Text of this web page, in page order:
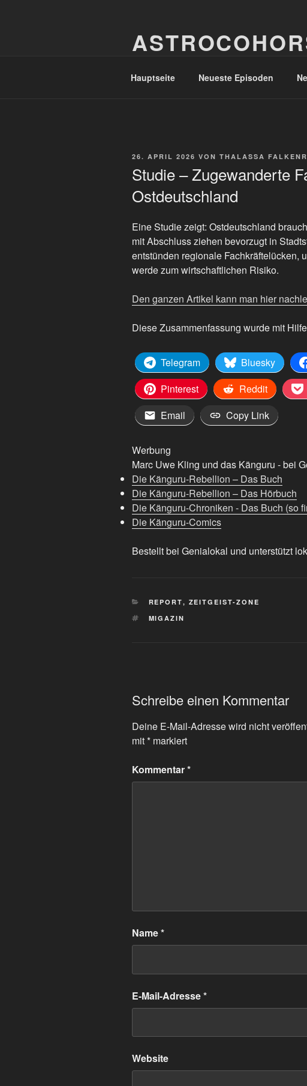
Hauptseite Neueste Episoden
VERÖFFENTLICHT
26. APRIL 2026 VON THALASSA
Studie – Zugewanderte
Ostdeutschland
Eine Studie zeigt: Ostdeutschland
mit Abschluss ziehen bevorzugt in
entstünden regionale Fachkräftelücken,
werde zum wirtschaftlichen Risiko.
Den ganzen Artikel kann man hier
Diese Zusammenfassung wurde mit
Telegram Bluesky
Pinterest
Reddit
Email
Copy Link
Werbung
Marc Uwe Kling und das Känguru - bei
Die Känguru-Rebellion – Das Buch
Die Känguru-Rebellion – Das Hörbuch
Die Känguru-Chroniken - Das Buch (so
Die Känguru-Comics
Bestellt bei Genialokal und unterstützt
KATEGORIEN
REPORT, ZEITGEIST-ZONE
SCHLAGWÖRTER
MIGAZIN
Schreibe einen Kommentar
Deine E-Mail-Adresse wird nicht
mit* markiert
Kommentar*
Name*
E-Mail-Adresse*
Website